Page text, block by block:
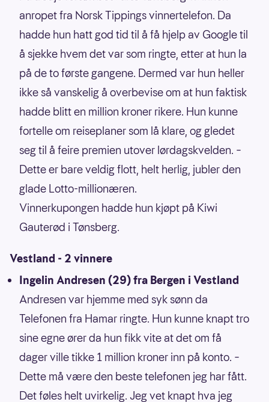
anropet fra Norsk Tippings vinnertelefon. Da
hadde hun hatt god tid til å få hjelp av Google til
å sjekke hvem det var som ringte, etter at hun la
på de to første gangene. Dermed var hun heller
ikke så vanskelig å overbevise om at hun faktisk
hadde blitt en million kroner rikere. Hun kunne
fortelle om reiseplaner som lå klare, og gledet
seg til å feire premien utover lørdagskvelden. –
Dette er bare veldig flott, helt herlig, jubler den
glade Lotto-millionæren.
Vinnerkupongen hadde hun kjøpt på Kiwi
Gauterød i Tønsberg.
Vestland - 2 vinnere
Ingelin Andresen (29) fra Bergen i Vestland
Andresen var hjemme med syk sønn da
Telefonen fra Hamar ringte. Hun kunne knapt tro
sine egne ører da hun fikk vite at det om få
dager ville tikke 1 million kroner inn på konto. –
Dette må være den beste telefonen jeg har fått.
Det føles helt uvirkelig. Jeg vet knapt hva jeg